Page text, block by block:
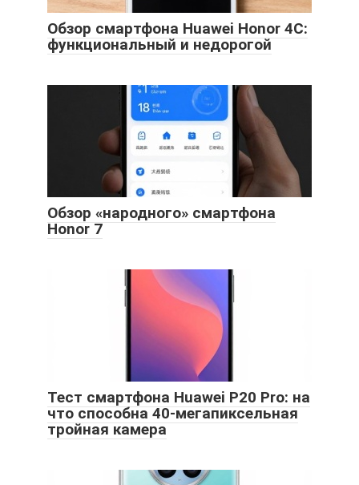
Обзор смартфона Huawei Honor 4C:
функциональный и недорогой
Обзор «народного» смартфона
Honor 7
Тест смартфона Huawei P20 Pro: на
что способна 40-мегапиксельная
тройная камера